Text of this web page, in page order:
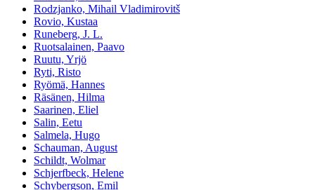
Rodzjanko, Mihail Vladimirovitš
Rovio, Kustaa
Runeberg, J. L.
Ruotsalainen, Paavo
Ruutu, Yrjö
Ryti, Risto
Ryömä, Hannes
Räsänen, Hilma
Saarinen, Eliel
Salin, Eetu
Salmela, Hugo
Schauman, August
Schildt, Wolmar
Schjerfbeck, Helene
Schybergson, Emil